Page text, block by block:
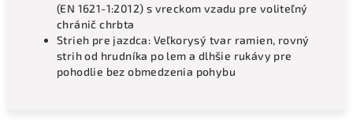
(EN 1621-1:2012) s vreckom vzadu pre voliteľný
chránič chrbta
Strieh pre jazdca: Veľkorysý tvar ramien, rovný
strih od hrudníka po lem a dlhšie rukávy pre
pohodlie bez obmedzenia pohybu